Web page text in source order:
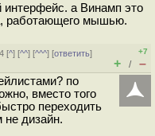
интерфейс. а Винамп это
работающего мышью.
[^] [^^] [^^^] [ответить]
+7
+ / –
по
вместо того
переходить
не дизайн.